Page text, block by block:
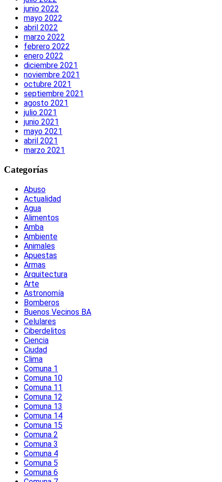
junio 2022
mayo 2022
abril 2022
marzo 2022
febrero 2022
enero 2022
diciembre 2021
noviembre 2021
octubre 2021
septiembre 2021
agosto 2021
julio 2021
junio 2021
mayo 2021
abril 2021
marzo 2021
Categorías
Abuso
Actualidad
Agua
Alimentos
Amba
Ambiente
Animales
Apuestas
Armas
Arquitectura
Arte
Astronomía
Bomberos
Buenos Vecinos BA
Celulares
Ciberdelitos
Ciencia
Ciudad
Clima
Comuna 1
Comuna 10
Comuna 11
Comuna 12
Comuna 13
Comuna 14
Comuna 15
Comuna 2
Comuna 3
Comuna 4
Comuna 5
Comuna 6